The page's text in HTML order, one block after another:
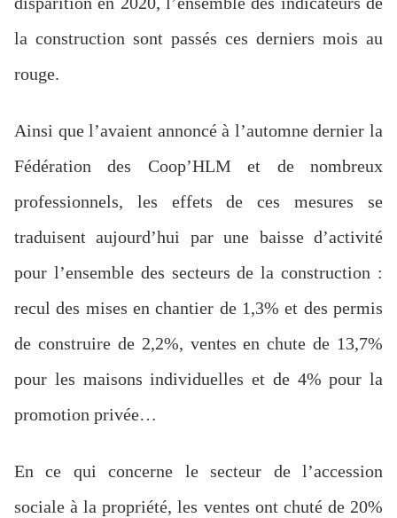
particulier de
propriété.
la construction sont passés ces derniers mois au
rouge.
Ainsi que l’avaient annoncé à l’automne dernier la
Fédération des Coop’HLM et de nombreux
professionnels, les effets de ces mesures se
traduisent aujourd’hui par une baisse d’activité
pour l’ensemble des secteurs de la construction :
recul des mises en chantier de 1,3% et des permis
de construire de 2,2%, ventes en chute de 13,7%
pour les maisons individuelles et de 4% pour la
promotion privée…
En ce qui concerne le secteur de l’accession
sociale à la propriété, les ventes ont chuté de 20%